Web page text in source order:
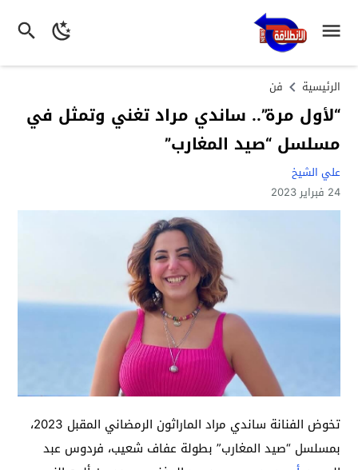
الرئيسية فن
“لأول مرة”.. ساندي مراد تغني وتمثل في
مسلسل “صيد المغارب”
علي الشيخ
24 فبراير 2023
تخوض الفنانة ساندي مراد الماراثون الرمضاني المقبل 2023،
بمسلسل “صيد المغارب” بطولة عفاف شعيب، فردوس عبد